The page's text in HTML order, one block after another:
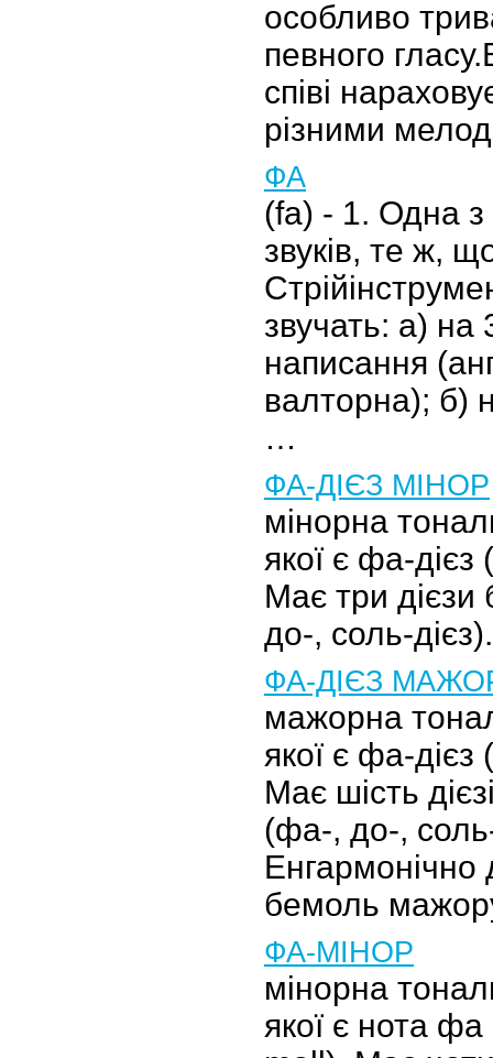
особливо
певного
співі
різними
ФА
(fa) - 1. Одна з
звуків, те ж,
звучать: а)
написання
валторна); б)
…
ФА-ДІЄЗ МІНОР
мінорна
якої є фа-
Має три
до-, соль-дієз).
ФА-ДІЄЗ
мажорна
якої є фа-
Має шість
(фа-, до-,
Енгармонічно
бемоль
ФА-МІНОР
мінорна
якої є нота